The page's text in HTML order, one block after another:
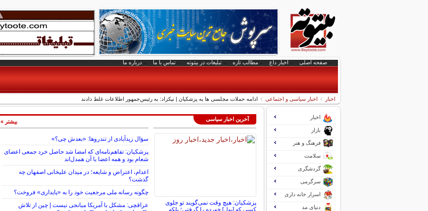
صفحه اصلی اخبار داغ مطالب تازه تبلیغات در بیتوته تماس با ما درباره ما
اخبار اخبار سیاسی و اجتماعی ادامه حملات مجلسی ها به پزشکیان | نیکزاد: به رئیس‌جمهور اطلاعات غلط دادند
آخرین اخبار سیاسی
پزشکیان: هیچ وقت نمی‌گویند تو جلوی
کسی که [پول] خورده را گرفتی؛ بلکه
سؤال زیدآبادی از تندروها: «بعدش چی؟»
پزشکیان: تفاهم‌نامه‌ای که امضا شد حاصل خرد جمعی اعضای
شعام بود و همه اعضا با آن همدل‌اند
اعدام، اعتراض و شایعه؛ در میدان علیخانی اصفهان چه
گذشت؟
چگونه رسانه ملی مرجعیت خود را به «پایداری» فروخت؟
عراقچی: مشکل با آمریکا میانجی نیست | چین از تلاش
بیشتر »
اخبار
بازار
فرهنگ و هنر
سلامت
گردشگری
سرگرمی
اسرار خانه داری
دنیای مد